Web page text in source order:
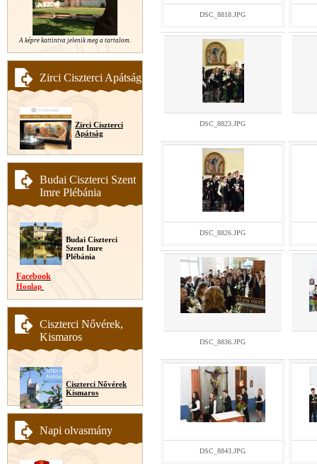
A képre kattintva jelenik meg a tartalom.
Zirci Ciszterci Apátság
Zirci Ciszterci
Apátság
Budai Ciszterci Szent
Imre Plébánia
Budai Ciszterci
Szent Imre
Plébánia
Facebook
Honlap
Ciszterci Nővérek,
Kismaros
Ciszterci Nővérek
Kismaros
Napi olvasmány
DSC_8818.JPG
DSC_8823.JPG
DSC_8826.JPG
DSC_8836.JPG
DSC_8843.JPG